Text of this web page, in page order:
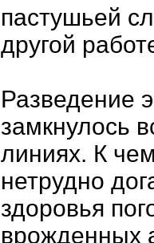
пастушьей
другой
Разведение
замкнулось
линиях. К
нетрудно
здоровья
врожденных